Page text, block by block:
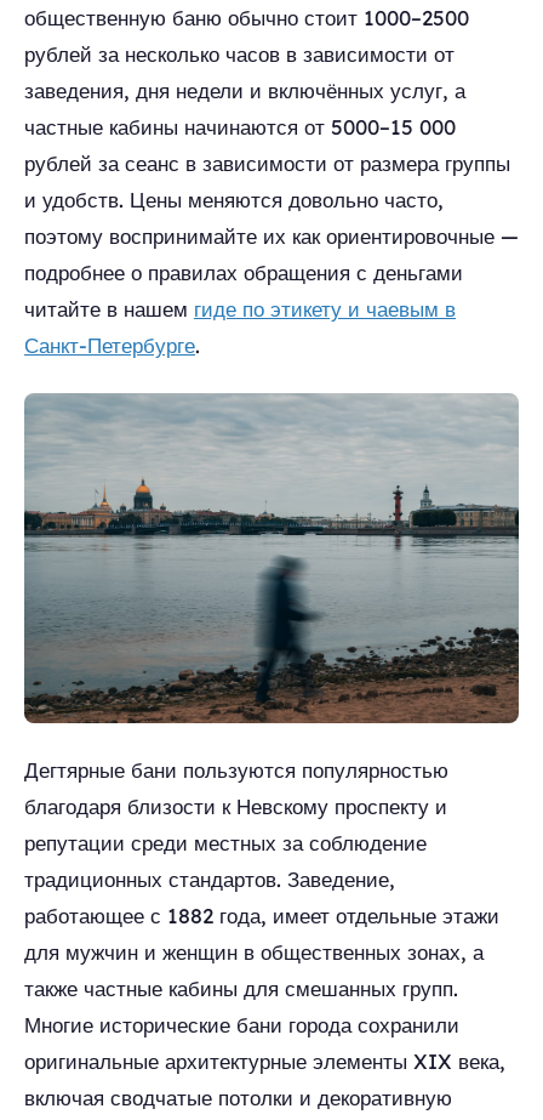
общественную баню обычно стоит 1000–2500
рублей за несколько часов в зависимости от
заведения, дня недели и включённых услуг, а
частные кабины начинаются от 5000–15 000
рублей за сеанс в зависимости от размера группы
и удобств. Цены меняются довольно часто,
поэтому воспринимайте их как ориентировочные —
подробнее о правилах обращения с деньгами
читайте в нашем гиде по этикету и чаевым в
Санкт-Петербурге.
Дегтярные бани пользуются популярностью
благодаря близости к Невскому проспекту и
репутации среди местных за соблюдение
традиционных стандартов. Заведение,
работающее с 1882 года, имеет отдельные этажи
для мужчин и женщин в общественных зонах, а
также частные кабины для смешанных групп.
Многие исторические бани города сохранили
оригинальные архитектурные элементы XIX века,
включая сводчатые потолки и декоративную